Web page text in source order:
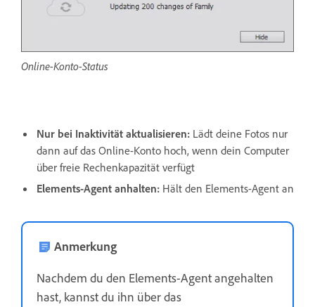
Online-Konto-Status
Nur bei Inaktivität aktualisieren: Lädt deine Fotos nur
dann auf das Online-Konto hoch, wenn dein Computer
über freie Rechenkapazität verfügt
Elements-Agent anhalten: Hält den Elements-Agent an
Anmerkung
Nachdem du den Elements-Agent angehalten
hast, kannst du ihn über das